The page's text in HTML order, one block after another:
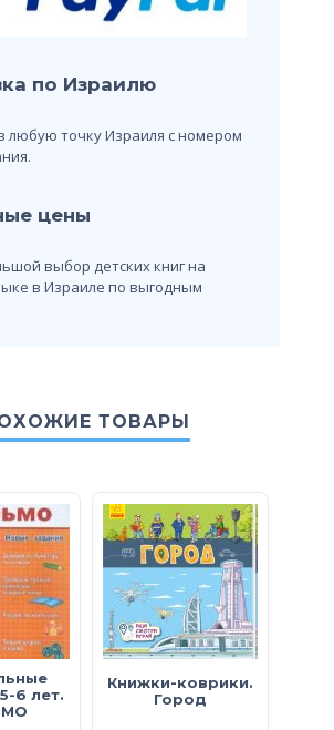
по Израилю
любую точку Израиля с номером
цены
выбор детских книг на
в Израиле по выгодным
ТОВАРЫ
6 лет.
Книжки-коврики.
Город